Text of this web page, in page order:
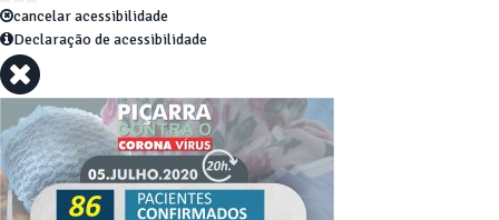
cancelar acessibilidade
Declaração de acessibilidade